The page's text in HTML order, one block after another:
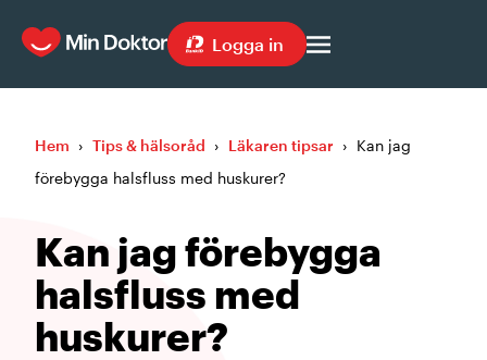
Logga in
Hem › Tips & hälsoråd › Läkaren tipsar › Kan jag
förebygga halsfluss med huskurer?
Kan jag förebygga
halsfluss med
huskurer?